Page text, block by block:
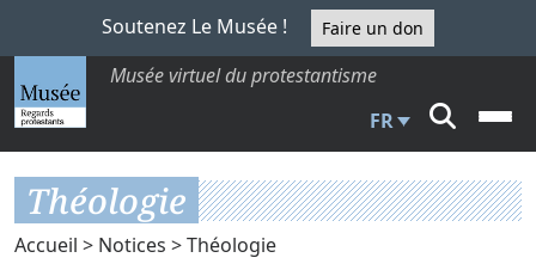
Soutenez Le Musée ! Faire un don
Musée virtuel du protestantisme
FR
Théologie
Accueil > Notices > Théologie